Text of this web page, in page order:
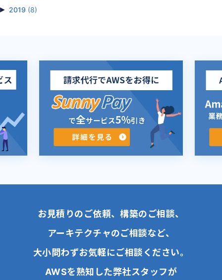
2019 (8)
お見積りのご依頼、構築のご相談、
アーキテクチャのご相談など、
大小問わずお気軽にご相談ください。
AWSを熟知した弊社スタッフが